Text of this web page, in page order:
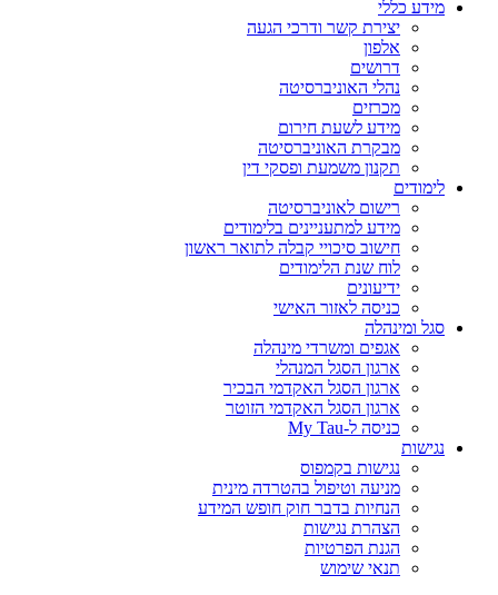
מידע כללי
יצירת קשר ודרכי הגעה
אלפון
דרושים
נהלי האוניברסיטה
מכרזים
מידע לשעת חירום
מבקרת האוניברסיטה
תקנון משמעת ופסקי דין
לימודים
רישום לאוניברסיטה
מידע למתעניינים בלימודים
חישוב סיכויי קבלה לתואר ראשון
לוח שנת הלימודים
ידיעונים
כניסה לאזור האישי
סגל ומינהלה
אגפים ומשרדי מינהלה
ארגון הסגל המנהלי
ארגון הסגל האקדמי הבכיר
ארגון הסגל האקדמי הזוטר
כניסה ל-My Tau
נגישות
נגישות בקמפוס
מניעה וטיפול בהטרדה מינית
הנחיות בדבר חוק חופש המידע
הצהרת נגישות
הגנת הפרטיות
תנאי שימוש